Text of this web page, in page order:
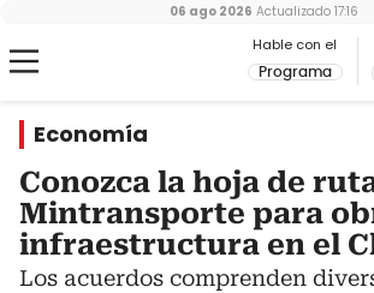
Hable con el
Programa
06 ago 2026 Actualizado 17:16
Economía
Conozca la hoja de
Mintransporte para
infraestructura en el
Los acuerdos comprenden